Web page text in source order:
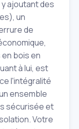
ajoutant des
un
de
bois en
à lui, est
l'intégralité
ensemble
sécurisée et
Votre